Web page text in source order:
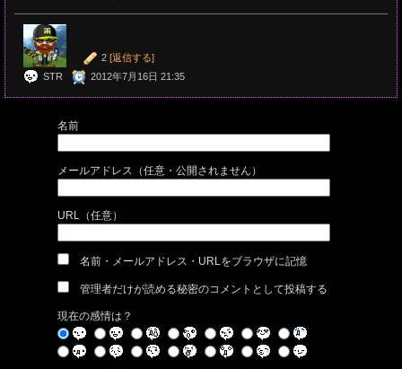
2 [返信する]
STR
2012年7月16日 21:35
名前
メールアドレス（任意・公開されません）
URL（任意）
名前・メールアドレス・URLをブラウザに記憶
管理者だけが読める秘密のコメントとして投稿する
現在の感情は？